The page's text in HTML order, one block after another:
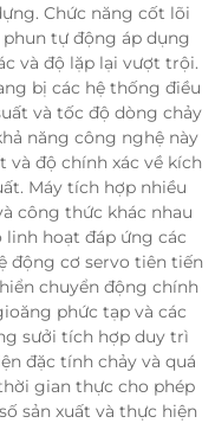
Chức năng cốt lõi
tự động áp dụng
và độ lặp lại vượt trội.
bị các hệ thống điều
và tốc độ dòng chảy
năng công nghệ này
độ chính xác về kích
Máy tích hợp nhiều
công thức khác nhau
linh hoạt đáp ứng các
động cơ servo tiên tiến
chuyển động chính
phức tạp và các
sưởi tích hợp duy trì
đặc tính chảy và quá
gian thực cho phép
sản xuất và thực hiện